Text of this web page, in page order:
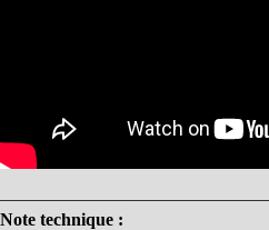
Note technique :